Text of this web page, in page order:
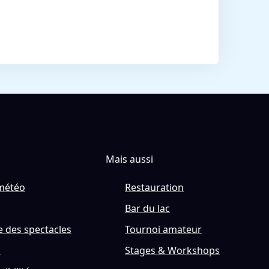
des spectacles
Mais aussi
Restauration
Bar du lac
Tournoi amateur
Stages & Workshops